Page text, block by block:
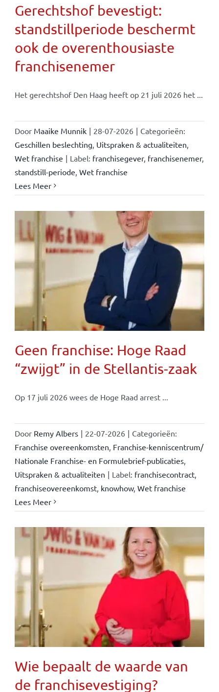
Gerechtshof bevestigt:
standstillperiode beschermt
ook de overenthousiaste
franchisenemer
Het gerechtshof Den Haag heeft op 21 juli 2026 het ...
Door Maaike Munnik | 28-07-2026 | Categorieën:
Geschillen beslechting, Uitspraken & actualiteiten,
Wet franchise | Label: franchisegever, franchisenemer,
standstill-periode, Wet franchise
Lees Meer
Geen franchise: Hoge Raad
“zwijgt” in de Stellantis-zaak
Op 17 juli 2026 wees de Hoge Raad arrest ...
Door Remy Albers | 22-07-2026 | Categorieën:
Franchise overeenkomsten, Franchise-kenniscentrum/
Nationale Franchise- en Formulebrief-publicaties,
Uitspraken & actualiteiten | Label: franchisecontract,
franchiseovereenkomst, knowhow, Wet franchise
Lees Meer
Wie bepaalt de waarde van
de franchisevestiging?